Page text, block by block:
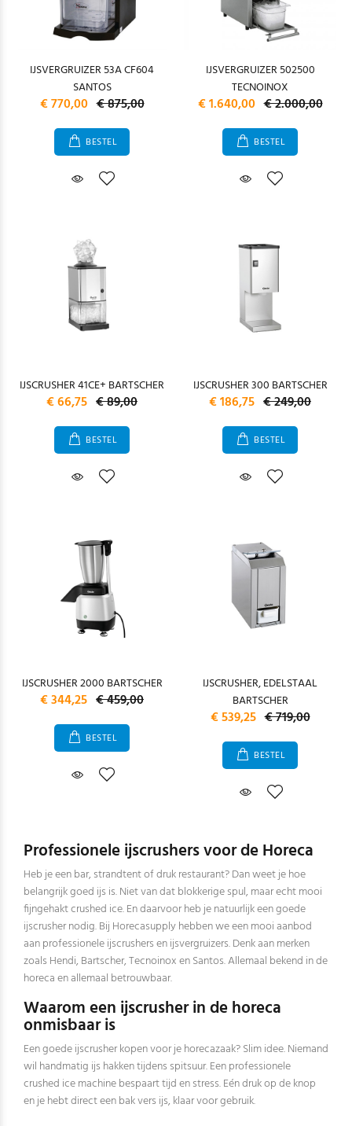
IJSVERGRUIZER 53A CF604
SANTOS
€ 770,00 € 875,00
BESTEL
IJSVERGRUIZER 502500
TECNOINOX
€ 1.640,00 € 2.000,00
BESTEL
IJSCRUSHER 41CE+ BARTSCHER
€ 66,75 € 89,00
BESTEL
IJSCRUSHER 300 BARTSCHER
€ 186,75 € 249,00
BESTEL
IJSCRUSHER 2000 BARTSCHER
€ 344,25 € 459,00
BESTEL
IJSCRUSHER, EDELSTAAL
BARTSCHER
€ 539,25 € 719,00
BESTEL
Professionele ijscrushers voor de Horeca
Heb je een bar, strandtent of druk restaurant? Dan weet je hoe
belangrijk goed ijs is. Niet van dat blokkerige spul, maar echt mooi
fijngehakt crushed ice. En daarvoor heb je natuurlijk een goede
ijscrusher nodig. Bij Horecasupply hebben we een mooi aanbod
aan professionele ijscrushers en ijsvergruizers. Denk aan merken
zoals Hendi, Bartscher, Tecnoinox en Santos. Allemaal bekend in de
horeca en allemaal betrouwbaar.
Waarom een ijscrusher in de horeca
onmisbaar is
Een goede ijscrusher kopen voor je horecazaak? Slim idee. Niemand
wil handmatig ijs hakken tijdens spitsuur. Een professionele
crushed ice machine bespaart tijd en stress. Eén druk op de knop
en je hebt direct een bak vers ijs, klaar voor gebruik.